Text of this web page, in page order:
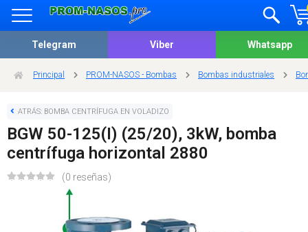
Telegram Viber Whatsapp
Principal PROM-NASOS - Bombas Bombas industriales
ATRÁS: BOMBA CENTRÍFUGA EN VOLADIZO
BGW 50-125(I) (25/20), 3kW, bomba
centrífuga horizontal 2880
(0 reseñas)